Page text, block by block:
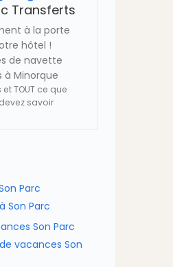
Transferts
à la porte
hôtel !
de navette
à Minorque
TOUT ce que
savoir
Parc
Son Parc
Son Parc
vacances Son